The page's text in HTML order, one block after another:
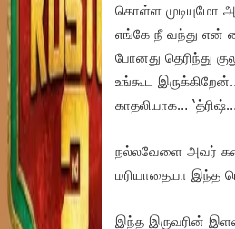
கொள்ள முடியுமோ
எங்கே நீ வந்து என்
போனது தெரிந்து
உங்கூட
காதலியாக…
நல்லவேளை அவர்
மரியாதையா இந்த
இந்த இருவரின்